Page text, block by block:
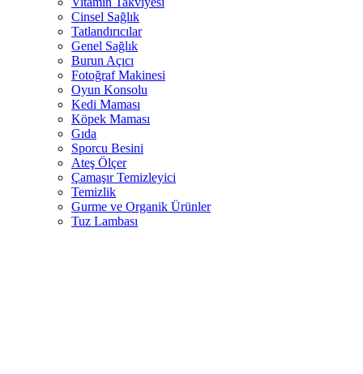
Cinsel Sağlık
Tatlandırıcılar
Genel Sağlık
Burun Açıcı
Fotoğraf Makinesi
Oyun Konsolu
Kedi Maması
Köpek Maması
Gıda
Sporcu Besini
Ateş Ölçer
Çamaşır Temizleyici
Temizlik
Gurme ve Organik Ürünler
Tuz Lambası